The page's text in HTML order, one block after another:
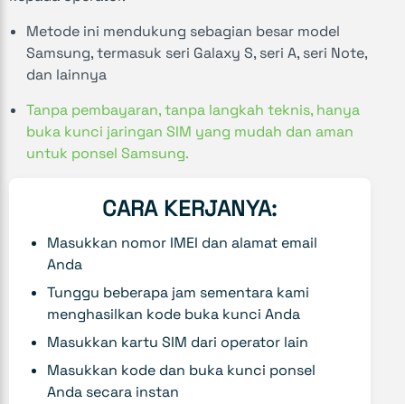
Metode ini mendukung sebagian besar model
Samsung, termasuk seri Galaxy S, seri A, seri Note,
dan lainnya
Tanpa pembayaran, tanpa langkah teknis, hanya
buka kunci jaringan SIM yang mudah dan aman
untuk ponsel Samsung.
CARA KERJANYA:
Masukkan nomor IMEI dan alamat email
Anda
Tunggu beberapa jam sementara kami
menghasilkan kode buka kunci Anda
Masukkan kartu SIM dari operator lain
Masukkan kode dan buka kunci ponsel
Anda secara instan